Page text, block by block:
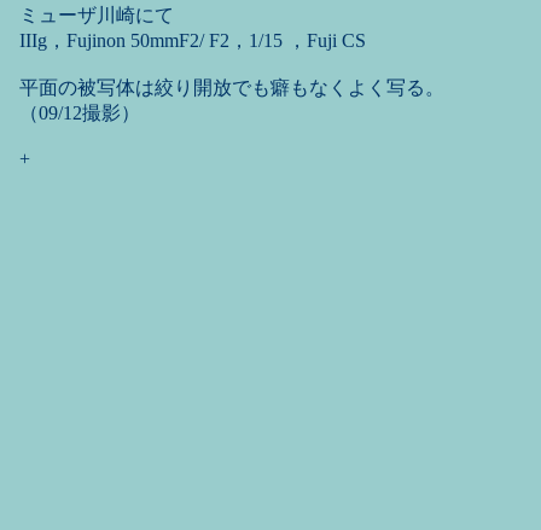
ミューザ川崎にて
IIIg，Fujinon 50mmF2/ F2，1/15 ，Fuji CS
平面の被写体は絞り開放でも癖もなくよく写る。
（09/12撮影）
+